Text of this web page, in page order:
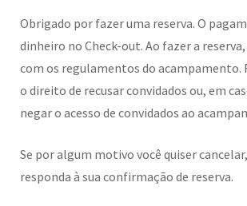
Obrigado por fazer uma reserva. O
dinheiro no Check-out. Ao fazer a
com os regulamentos do acampamento.
o direito de recusar convidados ou, em
negar o acesso de convidados ao
Se por algum motivo você quiser
responda à sua confirmação de reserva.